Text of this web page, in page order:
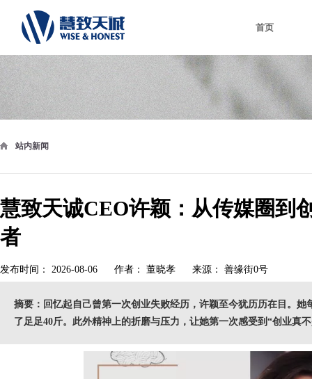
首页
站内新闻
慧致天诚CEO许颖：从传媒圈到
者
发布时间： 2026-08-06 作者： 董晓孝 来源： 善缘街0号
摘要：回忆起自己曾第一次创业失败经历，许颖至今犹历历在目。
了足足40斤。此外精神上的折磨与压力，让她第一次感受到“创业真